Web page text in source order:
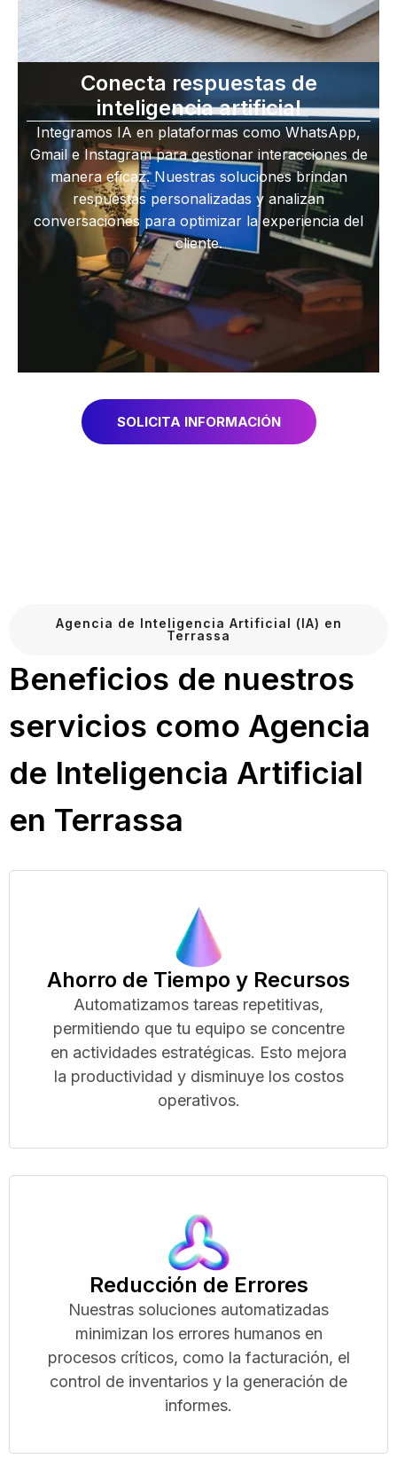
Conecta respuestas de
inteligencia artificial
Integramos IA en plataformas como WhatsApp,
Gmail e Instagram para gestionar interacciones de
manera eficaz. Nuestras soluciones brindan
respuestas personalizadas y analizan
conversaciones para optimizar la experiencia del
cliente.
SOLICITA INFORMACIÓN
Agencia de Inteligencia Artificial (IA) en
Terrassa
Beneficios de nuestros
servicios como Agencia
de Inteligencia Artificial
en Terrassa
Ahorro de Tiempo y Recursos
Automatizamos tareas repetitivas,
permitiendo que tu equipo se concentre
en actividades estratégicas. Esto mejora
la productividad y disminuye los costos
operativos.
Reducción de Errores
Nuestras soluciones automatizadas
minimizan los errores humanos en
procesos críticos, como la facturación, el
control de inventarios y la generación de
informes.